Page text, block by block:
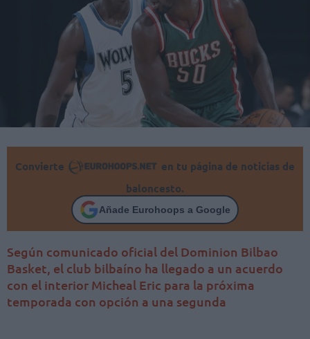
Convierte
en tu página de noticias de
baloncesto.
Añade Eurohoops a Google
Según comunicado oficial del Dominion Bilbao
Basket, el club bilbaíno ha llegado a un acuerdo
con el interior Micheal Eric para la próxima
temporada con opción a una segunda